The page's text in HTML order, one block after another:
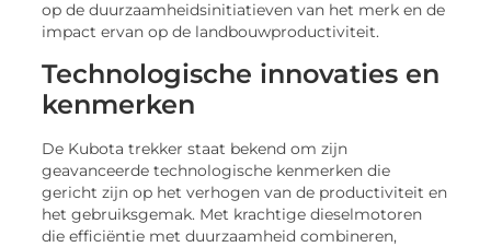
op de duurzaamheidsinitiatieven van het merk en de
impact ervan op de landbouwproductiviteit.
Technologische innovaties en
kenmerken
De Kubota trekker staat bekend om zijn
geavanceerde technologische kenmerken die
gericht zijn op het verhogen van de productiviteit en
het gebruiksgemak. Met krachtige dieselmotoren
die efficiëntie met duurzaamheid combineren,